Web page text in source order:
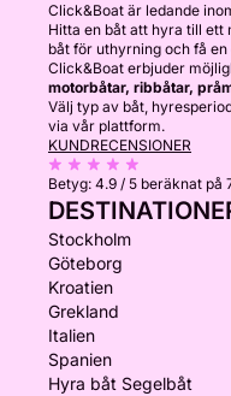
Click&Boat är ledande
Hitta en båt att hyra till ett
båt för uthyrning och få
Click&Boat erbjuder
motorbåtar, ribbåtar,
Välj typ av båt,
via vår plattform.
KUNDRECENSIONER
Betyg: 4.9 / 5 beräknat på
Stockholm
Göteborg
Kroatien
Grekland
Italien
Spanien
Hyra båt Segelbåt